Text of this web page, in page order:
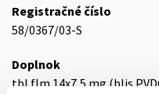
Registračné číslo
58/0367/03-S
Doplnok
tbl flm 14x7,5 mg